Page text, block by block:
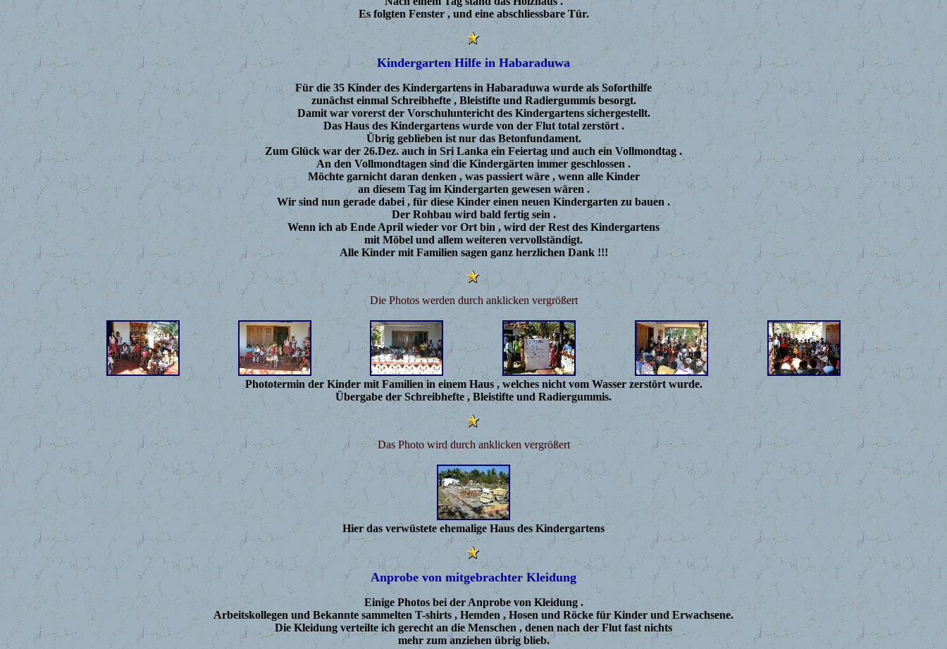
Es folgten Fenster , und eine abschliessbare Tür.
Kindergarten Hilfe in Habaraduwa
Für die 35 Kinder des Kindergartens in Habaraduwa wurde als Soforthilfe
zunächst einmal Schreibhefte , Bleistifte und Radiergummis besorgt.
Damit war vorerst der Vorschuluntericht des Kindergartens sichergestellt.
Das Haus des Kindergartens wurde von der Flut total zerstört .
Übrig geblieben ist nur das Betonfundament.
Zum Glück war der 26.Dez. auch in Sri Lanka ein Feiertag und auch ein Vollmondtag .
An den Vollmondtagen sind die Kindergärten immer geschlossen .
Möchte garnicht daran denken , was passiert wäre , wenn alle Kinder
an diesem Tag im Kindergarten gewesen wären .
Wir sind nun gerade dabei , für diese Kinder einen neuen Kindergarten zu bauen .
Der Rohbau wird bald fertig sein .
Wenn ich ab Ende April wieder vor Ort bin , wird der Rest des Kindergartens
mit Möbel und allem weiteren vervollständigt.
Alle Kinder mit Familien sagen ganz herzlichen Dank !!!
Die Photos werden durch anklicken vergrößert
Phototermin der Kinder mit Familien in einem Haus , welches nicht vom Wasser zerstört wurde.
Übergabe der Schreibhefte , Bleistifte und Radiergummis.
Das Photo wird durch anklicken vergrößert
Hier das verwüstete ehemalige Haus des Kindergartens
Anprobe von mitgebrachter Kleidung
Einige Photos bei der Anprobe von Kleidung .
Arbeitskollegen und Bekannte sammelten T-shirts , Hemden , Hosen und Röcke für Kinder und Erwachsene.
Die Kleidung verteilte ich gerecht an die Menschen , denen nach der Flut fast nichts
mehr zum anziehen übrig blieb.